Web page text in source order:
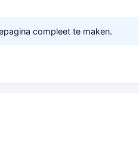
compleet te maken.